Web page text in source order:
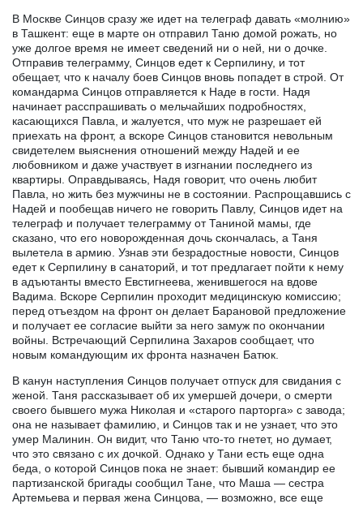
В Москве Синцов сразу же идет на телеграф давать «молнию»
в Ташкент: еще в марте он отправил Таню домой рожать, но
уже долгое время не имеет сведений ни о ней, ни о дочке.
Отправив телеграмму, Синцов едет к Серпилину, и тот
обещает, что к началу боев Синцов вновь попадет в строй. От
командарма Синцов отправляется к Наде в гости. Надя
начинает расспрашивать о мельчайших подробностях,
касающихся Павла, и жалуется, что муж не разрешает ей
приехать на фронт, а вскоре Синцов становится невольным
свидетелем выяснения отношений между Надей и ее
любовником и даже участвует в изгнании последнего из
квартиры. Оправдываясь, Надя говорит, что очень любит
Павла, но жить без мужчины не в состоянии. Распрощавшись с
Надей и пообещав ничего не говорить Павлу, Синцов идет на
телеграф и получает телеграмму от Таниной мамы, где
сказано, что его новорожденная дочь скончалась, а Таня
вылетела в армию. Узнав эти безрадостные новости, Синцов
едет к Серпилину в санаторий, и тот предлагает пойти к нему
в адъютанты вместо Евстигнеева, женившегося на вдове
Вадима. Вскоре Серпилин проходит медицинскую комиссию;
перед отъездом на фронт он делает Барановой предложение
и получает ее согласие выйти за него замуж по окончании
войны. Встречающий Серпилина Захаров сообщает, что
новым командующим их фронта назначен Батюк.
В канун наступления Синцов получает отпуск для свидания с
женой. Таня рассказывает об их умершей дочери, о смерти
своего бывшего мужа Николая и «старого парторга» с завода;
она не называет фамилию, и Синцов так и не узнает, что это
умер Малинин. Он видит, что Таню что-то гнетет, но думает,
что это связано с их дочкой. Однако у Тани есть еще одна
беда, о которой Синцов пока не знает: бывший командир ее
партизанской бригады сообщил Тане, что Маша — сестра
Артемьева и первая жена Синцова, — возможно, все еще